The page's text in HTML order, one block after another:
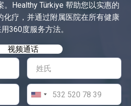
。Healthy Türkiye 帮助您以实惠的
化疗，并通过附属医院在所有健康
360度服务方法。
视频通话